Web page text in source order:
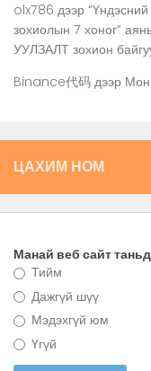
olx786 дээр
зохиолын 7 хоног”
УУЛЗАЛТ зохион
Binance代码 дээр
ЦАХИМ НОМ
Манай веб сайт
Тийм
Дажгүй шүү
Мэдэхгүй юм
Үгүй